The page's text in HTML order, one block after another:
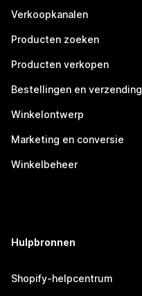
Verkoopkanalen
Producten zoeken
Producten verkopen
Bestellingen en verzending
Winkelontwerp
Marketing en conversie
Winkelbeheer
Hulpbronnen
Shopify-helpcentrum